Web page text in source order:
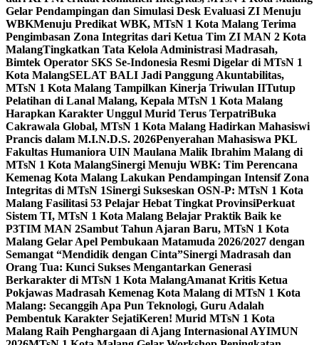
Gelar Pendampingan dan Simulasi Desk Evaluasi ZI Menuju
WBKMenuju Predikat WBK, MTsN 1 Kota Malang Terima
Pengimbasan Zona Integritas dari Ketua Tim ZI MAN 2 Kota
MalangTingkatkan Tata Kelola Administrasi Madrasah,
Bimtek Operator SKS Se-Indonesia Resmi Digelar di MTsN 1
Kota MalangSELAT BALI Jadi Panggung Akuntabilitas,
MTsN 1 Kota Malang Tampilkan Kinerja Triwulan IITutup
Pelatihan di Lanal Malang, Kepala MTsN 1 Kota Malang
Harapkan Karakter Unggul Murid Terus TerpatriBuka
Cakrawala Global, MTsN 1 Kota Malang Hadirkan Mahasiswi
Prancis dalam M.I.N.D.S. 2026Penyerahan Mahasiswa PKL
Fakultas Humaniora UIN Maulana Malik Ibrahim Malang di
MTsN 1 Kota MalangSinergi Menuju WBK: Tim Perencana
Kemenag Kota Malang Lakukan Pendampingan Intensif Zona
Integritas di MTsN 1Sinergi Sukseskan OSN-P: MTsN 1 Kota
Malang Fasilitasi 53 Pelajar Hebat Tingkat ProvinsiPerkuat
Sistem TI, MTsN 1 Kota Malang Belajar Praktik Baik ke
P3TIM MAN 2Sambut Tahun Ajaran Baru, MTsN 1 Kota
Malang Gelar Apel Pembukaan Matamuda 2026/2027 dengan
Semangat “Mendidik dengan Cinta”Sinergi Madrasah dan
Orang Tua: Kunci Sukses Mengantarkan Generasi
Berkarakter di MTsN 1 Kota MalangAmanat Kritis Ketua
Pokjawas Madrasah Kemenag Kota Malang di MTsN 1 Kota
Malang: Secanggih Apa Pun Teknologi, Guru Adalah
Pembentuk Karakter SejatiKeren! Murid MTsN 1 Kota
Malang Raih Penghargaan di Ajang Internasional AYIMUN